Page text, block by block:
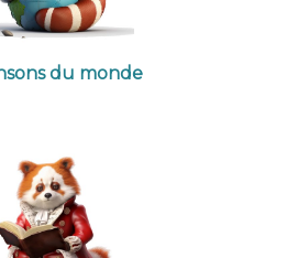
du monde